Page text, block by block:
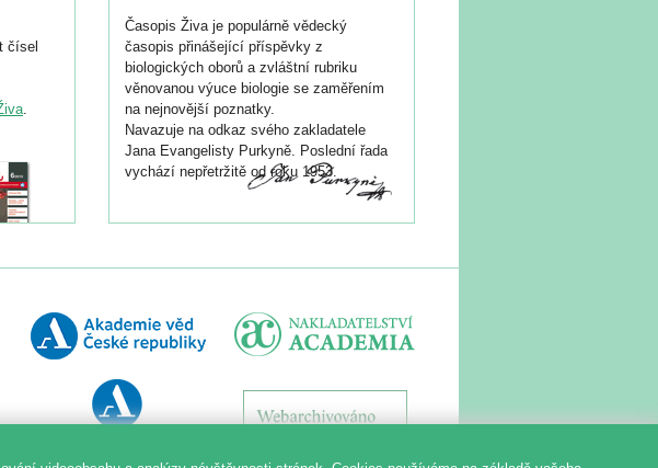
čísel
.
Časopis Živa je populárně vědecký
časopis přinášející příspěvky z
biologických oborů a zvláštní rubriku
věnovanou výuce biologie se zaměřením
na nejnovější poznatky.
Navazuje na odkaz svého zakladatele
Jana Evangelisty Purkyně. Poslední řada
vychází nepřetržitě od roku 1953.